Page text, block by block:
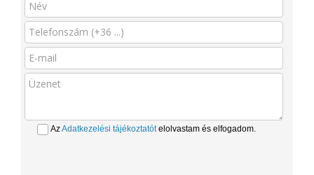
AzAdatkezelési tájékoztatótelolvastam és elfogadom.